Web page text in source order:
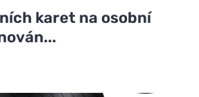
karet na osobní